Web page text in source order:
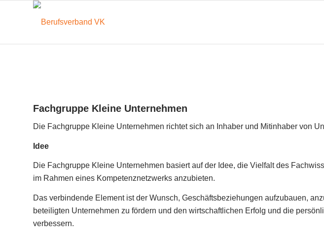
Fachgruppe Kleine Unternehmen
Die Fachgruppe Kleine Unternehmen richtet sich an Inhaber und Mitinhaber von
Idee
Die Fachgruppe Kleine Unternehmen basiert auf der Idee, die Vielfalt des
im Rahmen eines Kompetenznetzwerks anzubieten.
Das verbindende Element ist der Wunsch, Geschäftsbeziehungen aufzubauen,
beteiligten Unternehmen zu fördern und den wirtschaftlichen Erfolg und die
verbessern.